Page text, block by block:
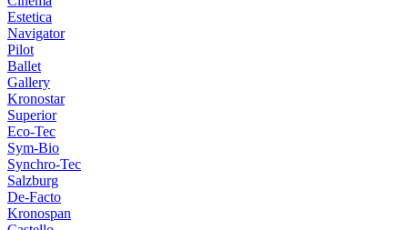
Estetica
Navigator
Pilot
Ballet
Gallery
Kronostar
Superior
Eco-Tec
Sym-Bio
Synchro-Tec
Salzburg
De-Facto
Kronospan